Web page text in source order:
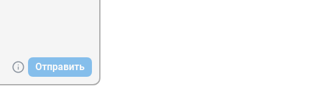
Отправить